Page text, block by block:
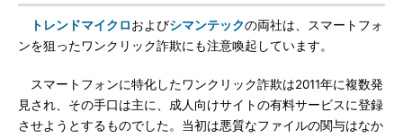
トレンドマイクロおよびシマンテックの両社は、スマートフォ
ンを狙ったワンクリック詐欺にも注意喚起しています。
スマートフォンに特化したワンクリック詐欺は2011年に複数発
見され、その手口は主に、成人向けサイトの有料サービスに登録
させようとするものでした。当初は悪質なファイルの関与はなか